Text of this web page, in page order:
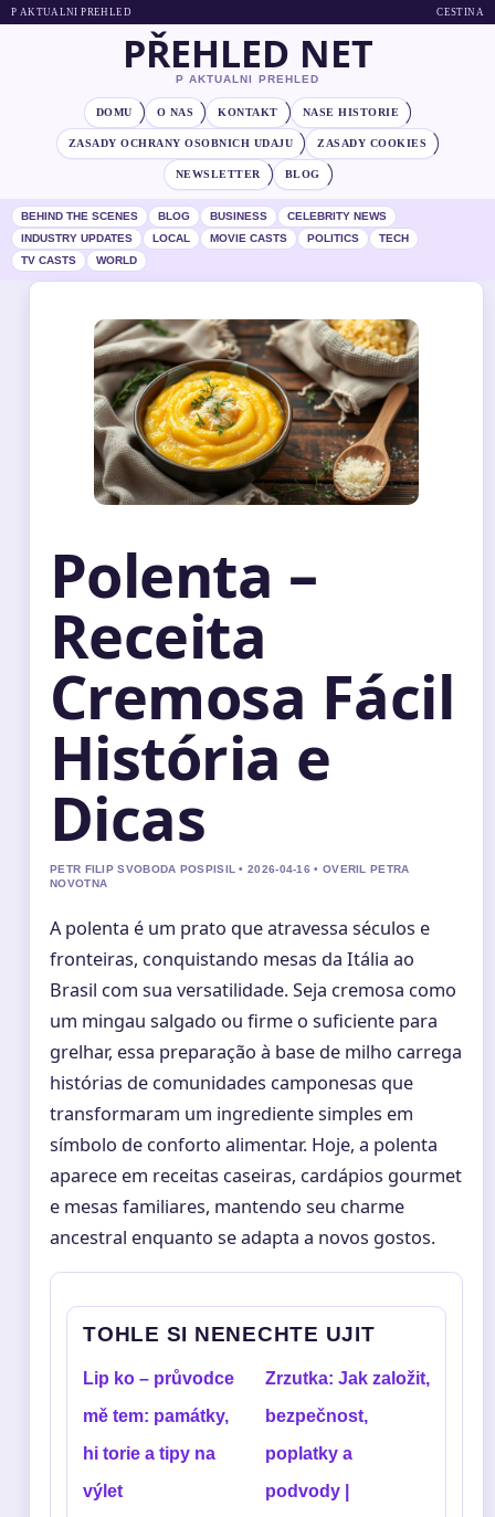
P AKTUALNI PREHLED CESTINA
PŘEHLED NET
P AKTUALNI PREHLED
DOMU O NAS KONTAKT NASE HISTORIE
ZASADY OCHRANY OSOBNICH UDAJU ZASADY COOKIES
NEWSLETTER BLOG
BEHIND THE SCENES BLOG BUSINESS
CELEBRITY NEWS
INDUSTRY UPDATES
LOCAL MOVIE CASTS POLITICS
TECH
TV CASTS
WORLD
Polenta –
Receita
Cremosa Fácil
História e
Dicas
PETR FILIP SVOBODA POSPISIL • 2026-04-16 • OVERIL PETRA
NOVOTNA
A polenta é um prato que atravessa séculos e
fronteiras, conquistando mesas da Itália ao
Brasil com sua versatilidade. Seja cremosa como
um mingau salgado ou firme o suficiente para
grelhar, essa preparação à base de milho carrega
histórias de comunidades camponesas que
transformaram um ingrediente simples em
símbolo de conforto alimentar. Hoje, a polenta
aparece em receitas caseiras, cardápios gourmet
e mesas familiares, mantendo seu charme
ancestral enquanto se adapta a novos gostos.
TOHLE SI NENECHTE UJIT
Lip ko – průvodce
mě tem: památky,
hi torie a tipy na
výlet
Zrzutka: Jak založit,
bezpečnost,
poplatky a
podvody |